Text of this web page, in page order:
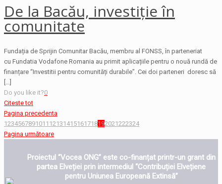
De la Bacău, investiție în
comunitate
Fundația de Sprijin Comunitar Bacău, membru al FONSS, în parteneriat
cu Fundatia Vodafone Romania au primit aplicațiile pentru o nouă rundă de
finanțare “Investitii pentru comunități durabile”. Cei doi parteneri doresc să
[…]
Do you like it?0
Citeste tot
Pagina precedenta
1234567891011 12131415161718192021222324
Pagina următoare
Proiectul “Vocea ONG” este co-finanțat printr-un grant din
partea Elveției prin intermediul “Contribuției Elvețiene
pentru Uniunea Europeană Extinsă”